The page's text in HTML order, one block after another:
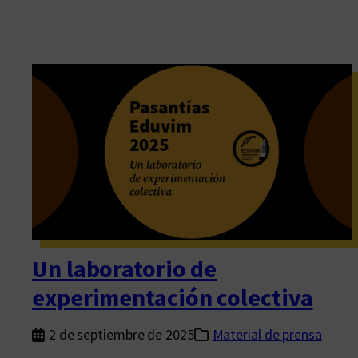
Un laboratorio de
experimentación colectiva
2 de septiembre de 2025 Material de prensa